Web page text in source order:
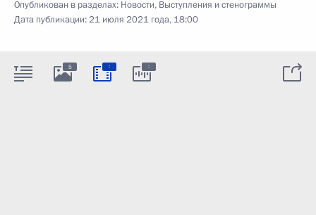
Опубликован в разделах: Новости, Выступления и стенограммы
Дата публикации:21 июля 2021 года, 18:00
5 : :